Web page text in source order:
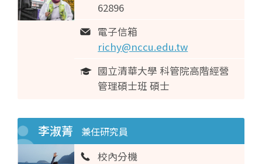
62896
電子信箱
richy@nccu.edu.tw
國立清華大學 科管院高階經營
管理碩士班 碩士
李淑菁 兼任研究員
校內分機